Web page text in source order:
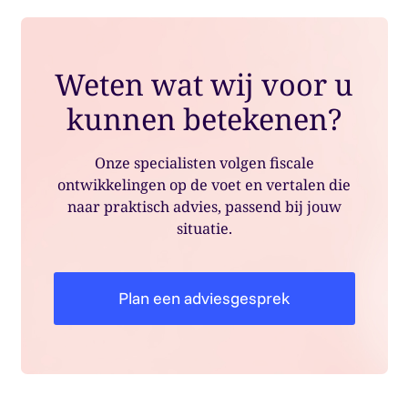
Weten wat wij voor u
kunnen betekenen?
Onze specialisten volgen fiscale
ontwikkelingen op de voet en vertalen die
naar praktisch advies, passend bij jouw
situatie.
Plan een adviesgesprek